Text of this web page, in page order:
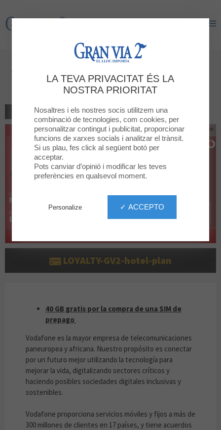
Gran Via 2
40 GB gratis al comprar una SIM
de prepago
TORNAR AL LLISTAT
LOYALTY-GV2-hotel-plan
40 GB GRATIS AL COMPRAR UNA SIM DE
40 GB gratis por la compra de una SIM de
prepago
Vodafone es la mayor empresa de telecomunicaciones
paneuropea y africana. Nuestro propósito es conectar
por un futuro mejor utilizando la tecnología para
mejorar la vida, digitalizando sectores críticos y
haciendo posibles sociedades digitales inclusivas y
sostenibles.
Vodafone proporciona servicios móviles y fijos a más de
300 millones de clientes en 17 países, y tiene acuerdos
LA TEVA PRIVACITAT ÉS LA
NOSTRA PRIORITAT
Nosaltres i els nostres socis utilitzem una
combinació de tecnologies, com cookies, per
personalitzar contingut i publicitat, proporcionar
funcions de xarxes socials i analitzar el trànsit.
Si us plau, fes click al següent botó per
acceptar.
Pots canviar d’opinió i modificar les teves
preferències en qualsevol moment.
✓ ACCEPTO
Personalize